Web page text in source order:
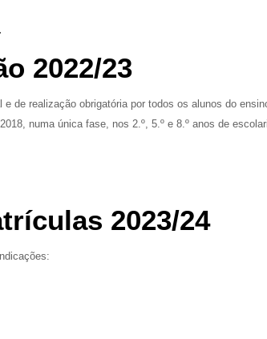
2022/23
de realização obrigatória por todos os alunos do
numa única fase, nos 2.º, 5.º e 8.º anos de
2023/24